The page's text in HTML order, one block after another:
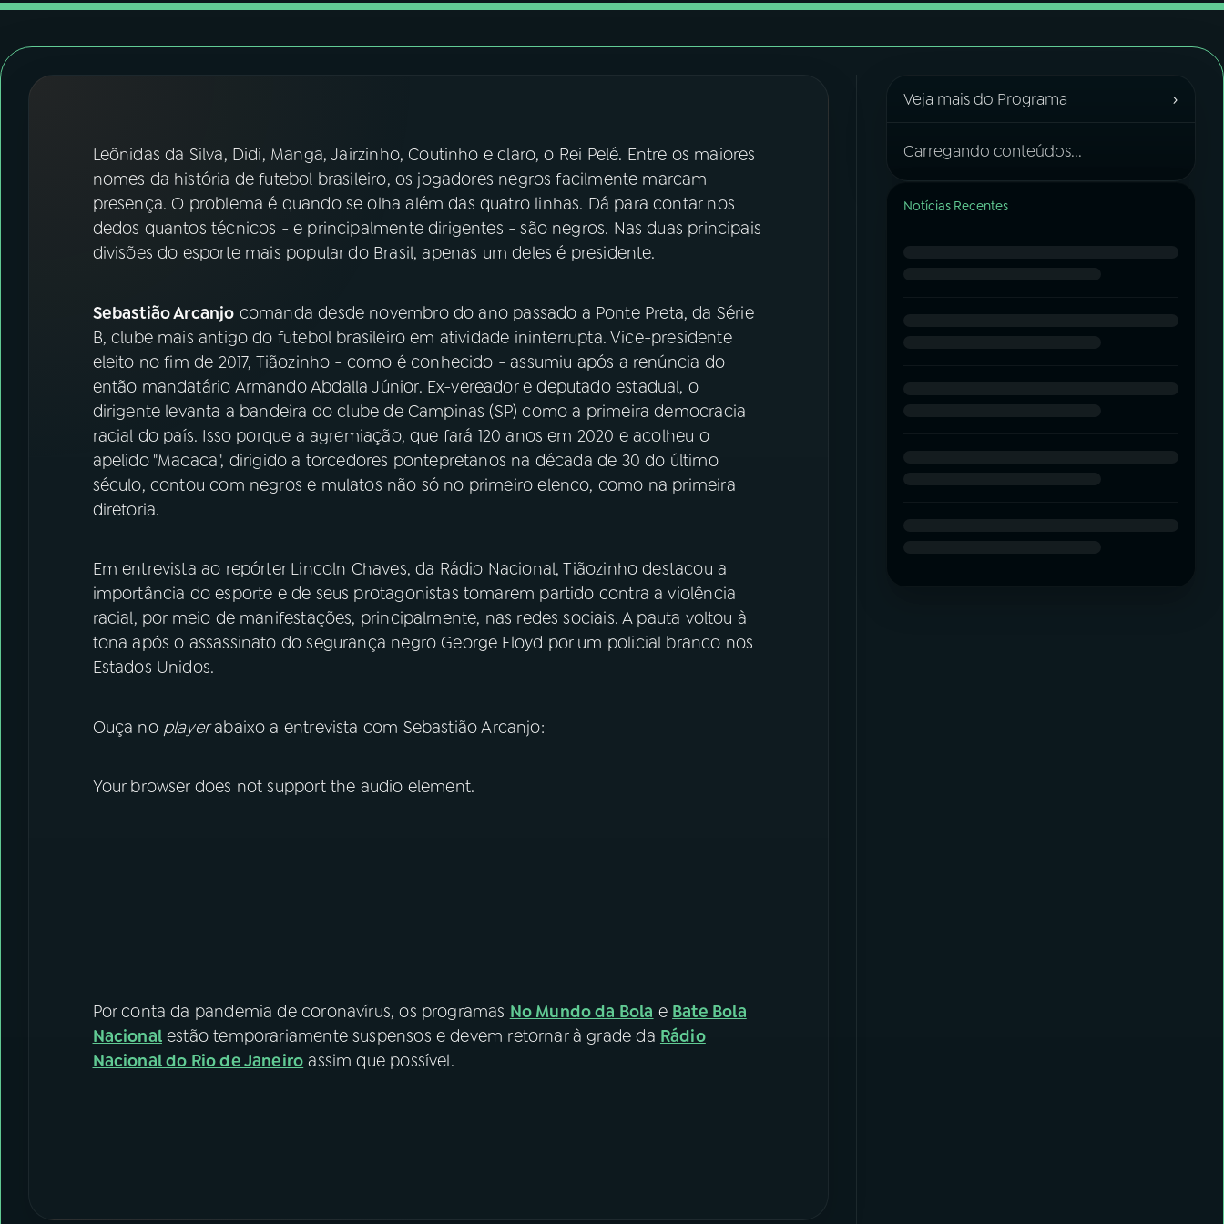
ÚLTIMAS
YouTube Facebook
Instagram X
Leônidas da Silva, Didi, Manga, Jairzinho, Coutinho e claro, o Rei Pelé. Entre os maiores
nomes da história de futebol brasileiro, os jogadores negros facilmente marcam
presença. O problema é quando se olha além das quatro linhas. Dá para contar nos
dedos quantos técnicos - e principalmente dirigentes - são negros. Nas duas principais
divisões do esporte mais popular do Brasil, apenas um deles é presidente.
Sebastião Arcanjo comanda desde novembro do ano passado a Ponte Preta, da Série
B, clube mais antigo do futebol brasileiro em atividade ininterrupta. Vice-presidente
eleito no fim de 2017, Tiãozinho - como é conhecido - assumiu após a renúncia do
então mandatário Armando Abdalla Júnior. Ex-vereador e deputado estadual, o
dirigente levanta a bandeira do clube de Campinas (SP) como a primeira democracia
racial do país. Isso porque a agremiação, que fará 120 anos em 2020 e acolheu o
apelido "Macaca", dirigido a torcedores pontepretanos na década de 30 do último
século, contou com negros e mulatos não só no primeiro elenco, como na primeira
diretoria.
Em entrevista ao repórter Lincoln Chaves, da Rádio Nacional, Tiãozinho destacou a
importância do esporte e de seus protagonistas tomarem partido contra a violência
racial, por meio de manifestações, principalmente, nas redes sociais. A pauta voltou à
tona após o assassinato do segurança negro George Floyd por um policial branco nos
Estados Unidos.
Ouça no playerabaixo a entrevista com Sebastião Arcanjo:
Your browser does not support the audio element.
Por conta da pandemia de coronavírus, os programas No Mundo da Bola e Bate Bola
Nacionalestão temporariamente suspensos e devem retornar à grade da Rádio
Nacional do Rio de Janeiro assim que possível.
Veja mais do Programa ›
Carregando conteúdos...
Notícias Recentes